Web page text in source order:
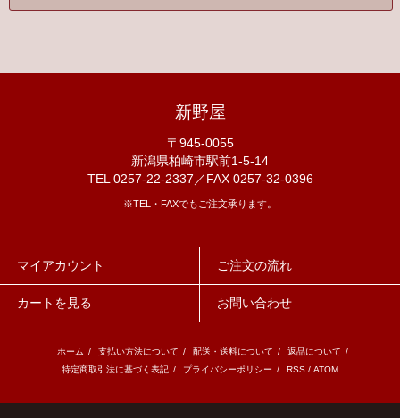
新野屋
〒945-0055
新潟県柏崎市駅前1-5-14
TEL 0257-22-2337／FAX 0257-32-0396
※TEL・FAXでもご注文承ります。
マイアカウント ご注文の流れ
カートを見る お問い合わせ
ホーム / 支払い方法について / 配送・送料について / 返品について /
特定商取引法に基づく表記 / プライバシーポリシー / RSS / ATOM